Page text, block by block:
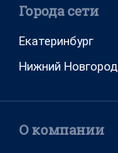
Города сети
Екатеринбург
Нижний Новгород
О компании